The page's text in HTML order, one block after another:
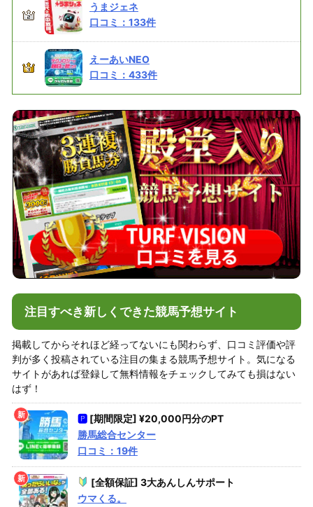
うまジェネ
口コミ： 133件
えーあいNEO
口コミ： 433件
注目すべき新しくできた競馬予想サイト
掲載してからそれほど経ってないにも関わらず、口コミ評価や評
判が多く投稿されている注目の集まる競馬予想サイト。気になる
サイトがあれば登録して無料情報をチェックしてみても損はない
はず！
🅿 [期間限定] ¥20,000円分のPT
勝馬総合センター
口コミ：19件
[全額保証] 3大あんしんサポート
ウマくる。